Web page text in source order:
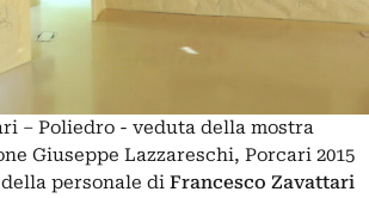
– Poliedro - veduta della mostra
Giuseppe Lazzareschi, Porcari 2015
personale di Francesco Zavattari